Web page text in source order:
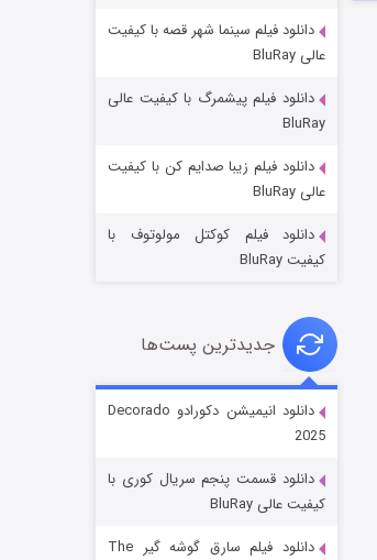
جادوگری در مغولستان
قسمت ۶ (زیرنویس)
دانلود فیلم سینما شهر قصه با کیفیت
عالی BluRay
دانلود فیلم پیشمرگ با کیفیت عالی
BluRay
دانلود فیلم زیبا صدایم کن با کیفیت
عالی BluRay
دانلود فیلم کوکتل مولوتوف با
کیفیت BluRay
جدیدترین پست‌ها
دانلود انیمیشن دکورادو Decorado
2025
دانلود قسمت پنجم سریال کوری با
کیفیت عالی BluRay
دانلود فیلم سارق گوشه گیر The